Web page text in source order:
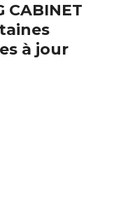
CABINET
à jour